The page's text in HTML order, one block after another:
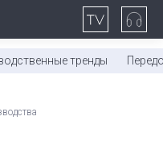
тренды